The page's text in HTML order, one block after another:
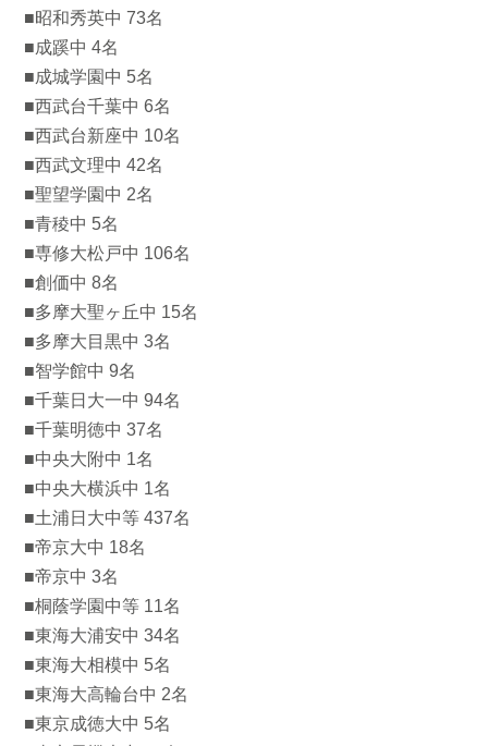
■昭和秀英中 73名
■成蹊中 4名
■成城学園中 5名
■西武台千葉中 6名
■西武台新座中 10名
■西武文理中 42名
■聖望学園中 2名
■青稜中 5名
■専修大松戸中 106名
■創価中 8名
■多摩大聖ヶ丘中 15名
■多摩大目黒中 3名
■智学館中 9名
■千葉日大一中 94名
■千葉明徳中 37名
■中央大附中 1名
■中央大横浜中 1名
■土浦日大中等 437名
■帝京大中 18名
■帝京中 3名
■桐蔭学園中等 11名
■東海大浦安中 34名
■東海大相模中 5名
■東海大高輪台中 2名
■東京成徳大中 5名